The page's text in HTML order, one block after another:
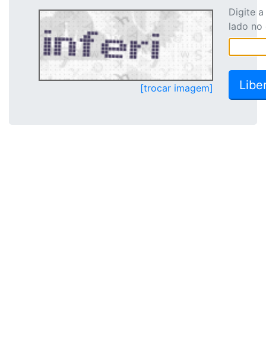
[trocar imagem]
Digite
lado no